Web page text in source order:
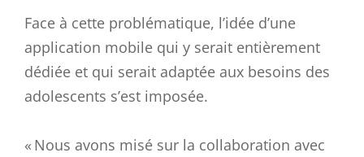
Face à cette problématique, l’idée d’une
application mobile qui y serait entièrement
dédiée et qui serait adaptée aux besoins des
adolescents s’est imposée.
« Nous avons misé sur la collaboration avec